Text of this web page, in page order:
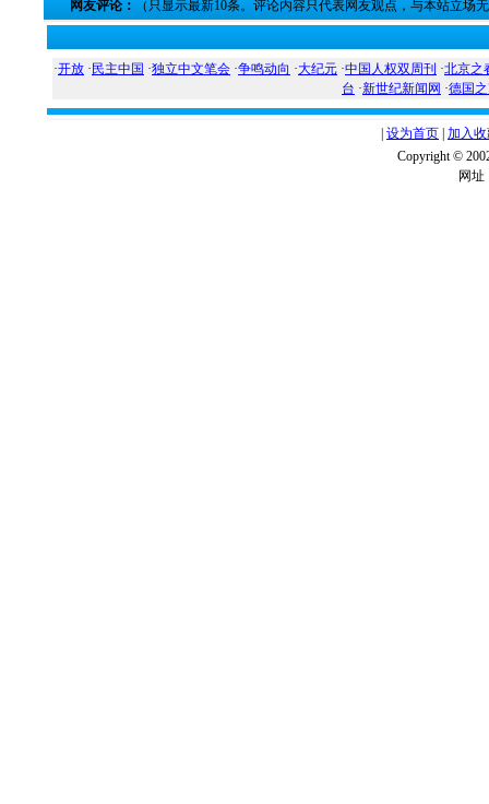
网友评论： （只显示最新10条。评论内容只代表网友观点，与本站立场
·开放 · 民主中国 ·独立中文笔会 ·争鸣动向 ·大纪元 ·中国人权双周刊 ·北京之
台 ·新世纪新闻网 ·德国
设为首页 加入
Copyright ©
网址